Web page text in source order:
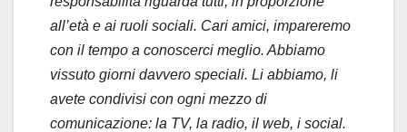
all’età e ai ruoli sociali. Cari amici, impareremo
con il tempo a conoscerci meglio. Abbiamo
vissuto giorni davvero speciali. Li abbiamo, li
avete condivisi con ogni mezzo di
comunicazione: la TV, la radio, il web, i social.